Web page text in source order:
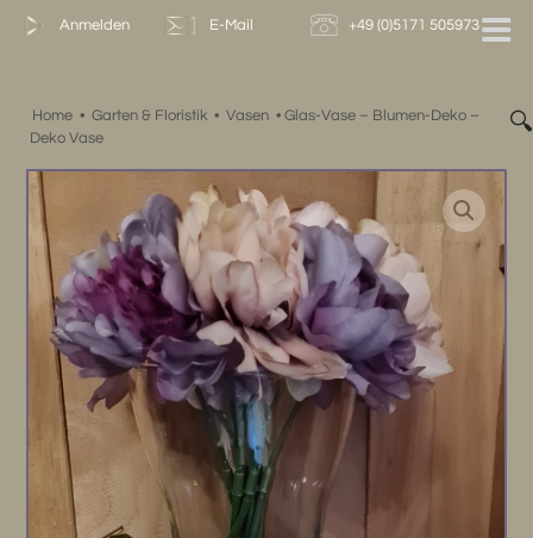
Zum
Anmelden E-Mail +49 (0)5171 505973
Home • Garten & Floristik • Vasen • Glas-Vase – Blumen-Deko –
Deko Vase
🔍